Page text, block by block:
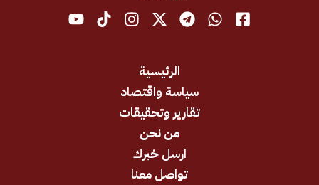
سياسة واقتصاد
تقارير وتحقيقات
ارسل خبرك
تواصل معنا